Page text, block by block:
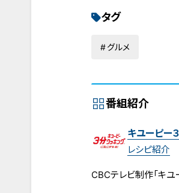
タグ
グルメ
番組紹介
キユーピー
レシピ紹介
CBCテレビ制作「キユ